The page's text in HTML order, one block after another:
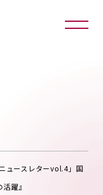
ニュースレターvol.4」国
躍』